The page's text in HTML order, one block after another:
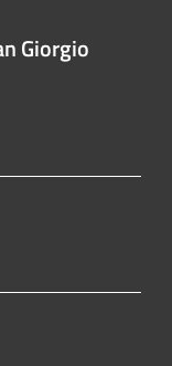
Giorgio